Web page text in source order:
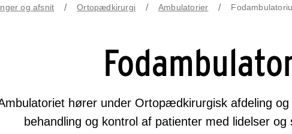
og afsnit Ortopædkirurgi Ambulatorier
hører under Ortopædkirurgisk afdeling
behandling og kontrol af patienter med lidelser